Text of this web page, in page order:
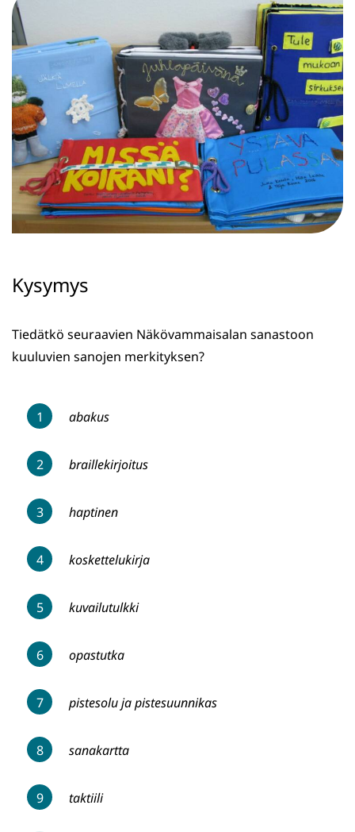
Kysymys
Tiedätkö seuraavien Näkövammaisalan sanastoon
kuuluvien sanojen merkityksen?
abakus
braillekirjoitus
haptinen
koskettelukirja
kuvailutulkki
opastutka
pistesolu ja pistesuunnikas
sanakartta
taktiili